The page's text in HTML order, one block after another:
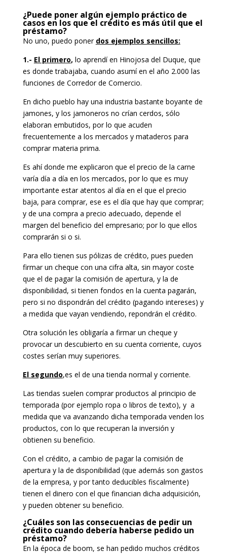
¿Puede poner algún ejemplo práctico de
casos en los que el crédito es más útil que el
préstamo?
No uno, puedo poner dos ejemplos sencillos:
1.- El primero, lo aprendí en Hinojosa del Duque, que
es donde trabajaba, cuando asumí en el año 2.000 las
funciones de Corredor de Comercio.
En dicho pueblo hay una industria bastante boyante de
jamones, y los jamoneros no crían cerdos, sólo
elaboran embutidos, por lo que acuden
frecuentemente a los mercados y mataderos para
comprar materia prima.
Es ahí donde me explicaron que el precio de la carne
varía día a día en los mercados, por lo que es muy
importante estar atentos al día en el que el precio
baja, para comprar, ese es el día que hay que comprar;
y de una compra a precio adecuado, depende el
margen del beneficio del empresario; por lo que ellos
comprarán si o si.
Para ello tienen sus pólizas de crédito, pues pueden
firmar un cheque con una cifra alta, sin mayor coste
que el de pagar la comisión de apertura, y la de
disponibilidad, si tienen fondos en la cuenta pagarán,
pero si no dispondrán del crédito (pagando intereses) y
a medida que vayan vendiendo, repondrán el crédito.
Otra solución les obligaría a firmar un cheque y
provocar un descubierto en su cuenta corriente, cuyos
costes serían muy superiores.
El segundo,es el de una tienda normal y corriente.
Las tiendas suelen comprar productos al principio de
temporada (por ejemplo ropa o libros de texto), y a
medida que va avanzando dicha temporada venden los
productos, con lo que recuperan la inversión y
obtienen su beneficio.
Con el crédito, a cambio de pagar la comisión de
apertura y la de disponibilidad (que además son gastos
de la empresa, y por tanto deducibles fiscalmente)
tienen el dinero con el que financian dicha adquisición,
y pueden obtener su beneficio.
¿Cuáles son las consecuencias de pedir un
crédito cuando debería haberse pedido un
préstamo?
En la época de boom, se han pedido muchos créditos